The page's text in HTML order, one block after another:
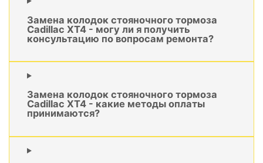
Замена колодок стояночного тормоза
Cadillac XT4 - могу ли я получить
консультацию по вопросам ремонта?
Замена колодок стояночного тормоза
Cadillac XT4 - какие методы оплаты
принимаются?